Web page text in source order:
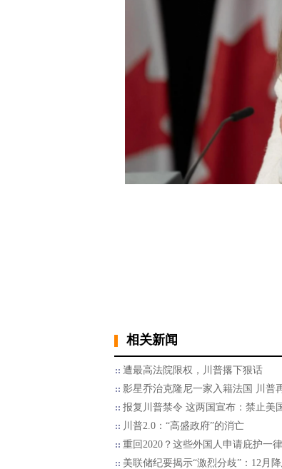
相关新闻
遭最高法院限权，川普撂下狠话
影星乔治克隆尼一家入籍法国 川普
报复川普禁令 这两国宣布：禁止美
川普2.0：“高盛政府”的消亡
重回2020？这些外国人申请庇护一
美联储纪要揭示“激烈分歧”：12月